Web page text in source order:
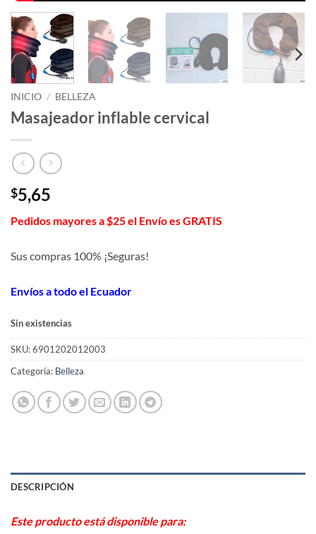
INICIO / BELLEZA
Masajeador inflable cervical
$5,65
Pedidos mayores a $25 el Envío es GRATIS
Sus compras 100% ¡Seguras!
Envíos a todo el Ecuador
Sin existencias
SKU:6901202012003
Categoría: Belleza
DESCRIPCIÓN
Este producto está disponible para: